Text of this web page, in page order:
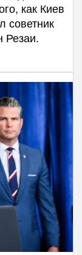
как Киев
советник
Резаи.